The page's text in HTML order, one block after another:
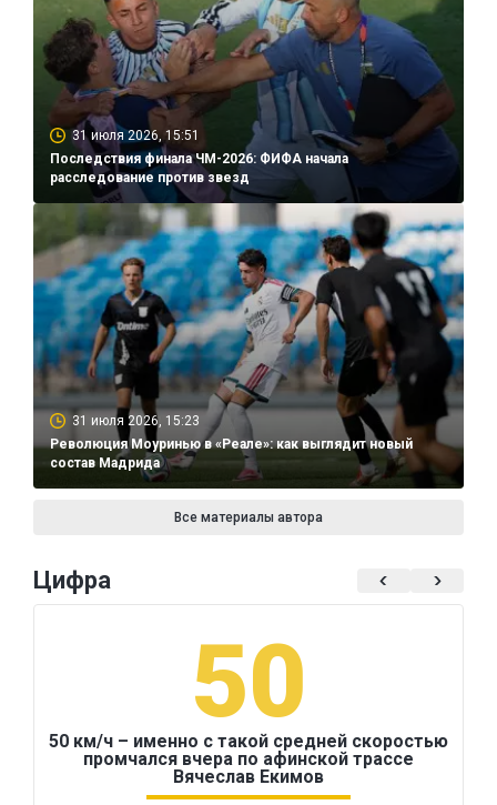
31 июля 2026, 15:51
Последствия финала ЧМ-2026: ФИФА начала
расследование против звезд
31 июля 2026, 15:23
Революция Моуринью в «Реале»: как выглядит новый
состав Мадрида
Все материалы автора
Цифра
50
50 км/ч – именно с такой средней скоростью
промчался вчера по афинской трассе
Вячеслав Екимов